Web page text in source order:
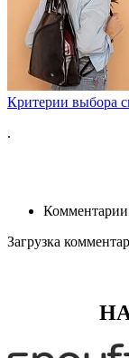
Критерии выбора
.
Комментарии
Загрузка